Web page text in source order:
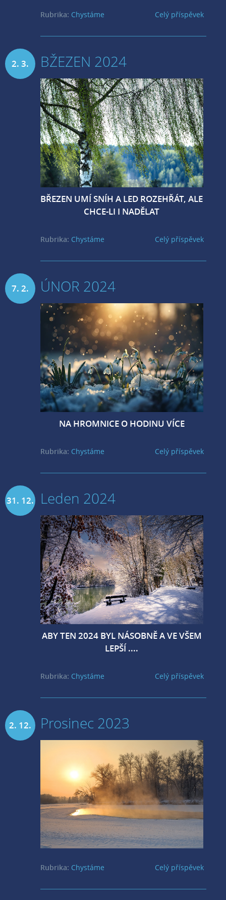
Celý příspěvek
Rubrika: Chystáme
2. 3. BŽEZEN 2024
BŘEZEN UMÍ SNÍH A LED ROZEHŘÁT, ALE
CHCE-LI I NADĚLAT
Celý příspěvek
Rubrika: Chystáme
7. 2. ÚNOR 2024
NA HROMNICE O HODINU VÍCE
Celý příspěvek
Rubrika: Chystáme
31. 12. Leden 2024
ABY TEN 2024 BYL NÁSOBNĚ A VE VŠEM
LEPŠÍ ....
Celý příspěvek
Rubrika: Chystáme
2. 12. Prosinec 2023
Celý příspěvek
Rubrika: Chystáme